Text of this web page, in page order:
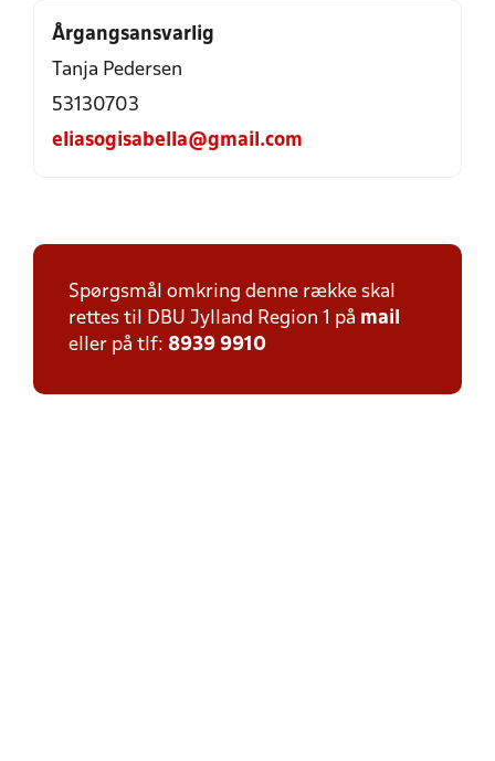
Årgangsansvarlig
Tanja Pedersen
53130703
eliasogisabella@gmail.com
Spørgsmål omkring denne række skal
rettes til DBU Jylland Region 1 på mail
eller på tlf: 8939 9910